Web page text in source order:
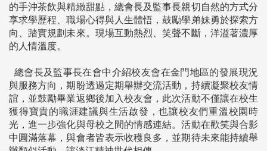
的手沖茶飲與精緻甜點，總會長及監事長親切自然的方式分
享求學歷程、職場心得與人生體悟，鼓勵學弟妹勇於探索方
向、踏實規劃未來。現場互動熱烈、笑聲不斷，洋溢著濃厚
的人情溫度。
總會長及監事長在會中介紹校友會在金門地區的發展現況
與服務方向，期盼透過定期舉辦交流活動，持續凝聚校友情
誼，並鼓勵畢業返鄉後加入校友會，此次活動不僅讓在校生
獲得寶貴的職涯建議與生活啟發，也讓校友們重溫校園時
光，進一步強化與母校之間的情感連結。活動在歡笑與合影
中圓滿落幕，與會者皆表示收穫良多，並期待未來能持續舉